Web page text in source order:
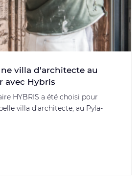
villa d'architecte au
avec Hybris
HYBRIS a été choisi pour
villa d'architecte, au Pyla-